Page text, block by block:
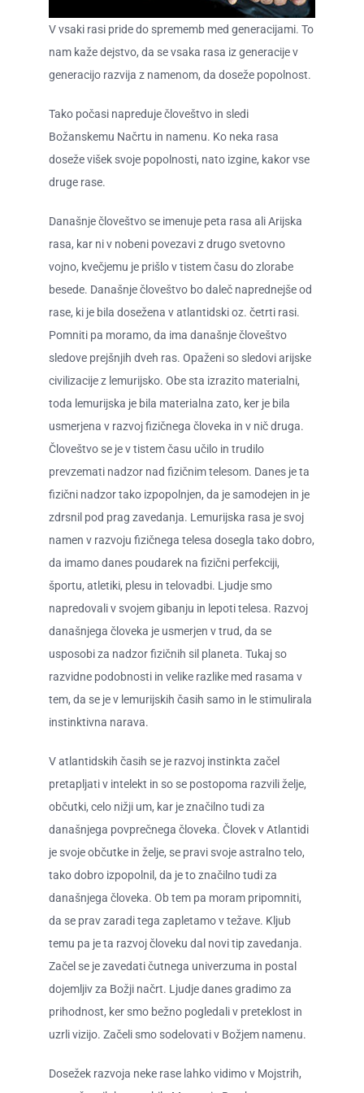
V vsaki rasi pride do sprememb med generacijami. To
nam kaže dejstvo, da se vsaka rasa iz generacije v
generacijo razvija z namenom, da doseže popolnost.
Tako počasi napreduje človeštvo in sledi
Božanskemu Načrtu in namenu. Ko neka rasa
doseže višek svoje popolnosti, nato izgine, kakor vse
druge rase.
Današnje človeštvo se imenuje peta rasa ali Arijska
rasa, kar ni v nobeni povezavi z drugo svetovno
vojno, kvečjemu je prišlo v tistem času do zlorabe
besede. Današnje človeštvo bo daleč naprednejše od
rase, ki je bila dosežena v atlantidski oz. četrti rasi.
Pomniti pa moramo, da ima današnje človeštvo
sledove prejšnjih dveh ras. Opaženi so sledovi arijske
civilizacije z lemurijsko. Obe sta izrazito materialni,
toda lemurijska je bila materialna zato, ker je bila
usmerjena v razvoj fizičnega človeka in v nič druga.
Človeštvo se je v tistem času učilo in trudilo
prevzemati nadzor nad fizičnim telesom. Danes je ta
fizični nadzor tako izpopolnjen, da je samodejen in je
zdrsnil pod prag zavedanja. Lemurijska rasa je svoj
namen v razvoju fizičnega telesa dosegla tako dobro,
da imamo danes poudarek na fizični perfekciji,
športu, atletiki, plesu in telovadbi. Ljudje smo
napredovali v svojem gibanju in lepoti telesa. Razvoj
današnjega človeka je usmerjen v trud, da se
usposobi za nadzor fizičnih sil planeta. Tukaj so
razvidne podobnosti in velike razlike med rasama v
tem, da se je v lemurijskih časih samo in le stimulirala
instinktivna narava.
V atlantidskih časih se je razvoj instinkta začel
pretapljati v intelekt in so se postopoma razvili želje,
občutki, celo nižji um, kar je značilno tudi za
današnjega povprečnega človeka. Človek v Atlantidi
je svoje občutke in želje, se pravi svoje astralno telo,
tako dobro izpopolnil, da je to značilno tudi za
današnjega človeka. Ob tem pa moram pripomniti,
da se prav zaradi tega zapletamo v težave. Kljub
temu pa je ta razvoj človeku dal novi tip zavedanja.
Začel se je zavedati čutnega univerzuma in postal
dojemljiv za Božji načrt. Ljudje danes gradimo za
prihodnost, ker smo bežno pogledali v preteklost in
uzrli vizijo. Začeli smo sodelovati v Božjem namenu.
Dosežek razvoja neke rase lahko vidimo v Mojstrih,